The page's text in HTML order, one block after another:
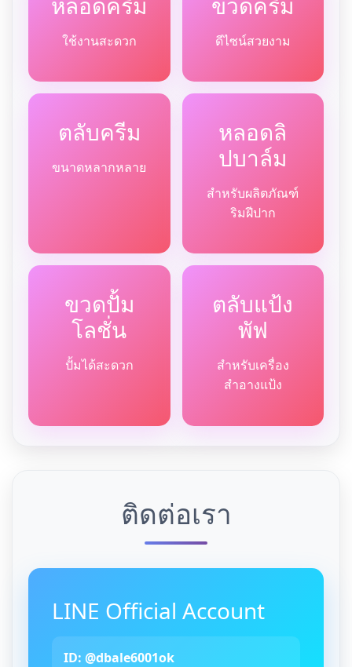
ใช้งานสะดวก ดีไซน์สวยงาม
ตลับครีม
ขนาดหลากหลาย
หลอดลิ
ปบาล์ม
สำหรับผลิตภัณฑ์
ริมฝีปาก
ขวดปั้ม
โลชั่น
ปั้มได้สะดวก
ตลับแป้ง
พัฟ
สำหรับเครื่อง
สำอางแป้ง
ติดต่อเรา
LINE Official Account
ID: @dbale6001ok